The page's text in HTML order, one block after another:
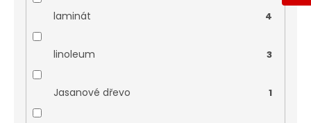
laminát 4
linoleum 3
Jasanové dřevo 1